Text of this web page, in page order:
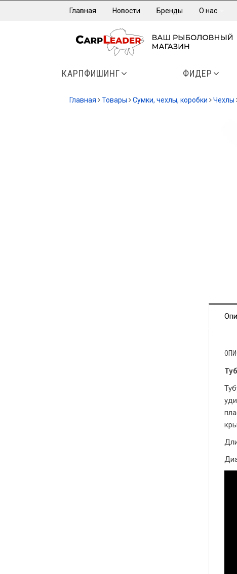
Главная Новости Бренды О нас
КАРПФИШИНГ ФИДЕР
Главная Товары Сумки, чехлы, коробки Чехлы